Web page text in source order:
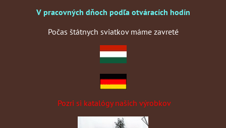
V pracovných dňoch podľa otváracích hodín
Počas štátnych sviatkov máme zavreté
Pozri si katalógy našich výrobkov